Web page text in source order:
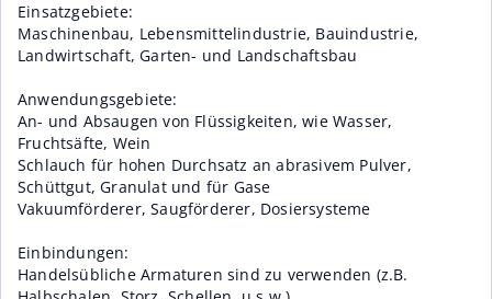
Einsatzgebiete:
Maschinenbau, Lebensmittelindustrie, Bauindustrie,
Landwirtschaft, Garten- und Landschaftsbau
Anwendungsgebiete:
An- und Absaugen von Flüssigkeiten, wie Wasser,
Fruchtsäfte, Wein
Schlauch für hohen Durchsatz an abrasivem Pulver,
Schüttgut, Granulat und für Gase
Vakuumförderer, Saugförderer, Dosiersysteme
Einbindungen:
Handelsübliche Armaturen sind zu verwenden (z.B.